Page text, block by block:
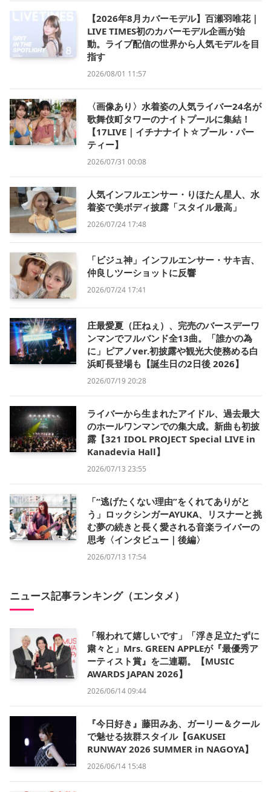
【2026年8月カバーモデル】百瀬羽唯花｜
LIVE TIMES初のカバーモデル企画が始
動。ライブ配信の世界から人気モデルを目
指す
2026/08/01 11:57
〈画像あり〉水着姿の人気ライバー24名が
歌舞伎町タワーのナイトプールに集結！
【17LIVE｜イチナナイト☆プール・パー
ティー】
2026/07/31 00:08
人気インフルエンサー・りほたん星人、水
着姿で美ボディ披露「スタイル最高」
2026/07/24 17:48
「ビジュ神」インフルエンサー・サキ吉、
仲良しツーショットに反響
2026/07/24 17:41
庄最愛夏（圧ねぇ）、完売のバースデーワ
ンマンでフルバンド全13曲。「誰かの為
に」ピアノver.初披露や観光大使務める白
浜町長登場も【誕生日の2日後 2026】
2026/07/19 20:28
ライバーから生まれたアイドル、過去最大
のホールワンマンでの集大成。新曲も初披
露【321 IDOL PROJECT Special LIVE in
Kanadevia Hall】
2026/07/13 23:55
「“逃げたくない理由”をくれてありがと
う」ロックシンガーAYUKA、リスナーと挑
む夢の続きと長く愛される音楽ライバーの
思考〈インタビュー｜後編〉
2026/07/13 17:54
ニュース記事ランキング（エンタメ）
「報われて嬉しいです」「浮き足立たずに
粛々と」Mrs. GREEN APPLEが『最優秀ア
ーティスト賞』を二連覇。【MUSIC
AWARDS JAPAN 2026】
2026/06/14 09:44
『今日好き』藤田みあ、ガーリー＆クール
で魅せる抜群スタイル【GAKUSEI
RUNWAY 2026 SUMMER in NAGOYA】
2026/06/14 15:48